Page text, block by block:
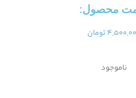
محصول:​
تومان
ناموجود